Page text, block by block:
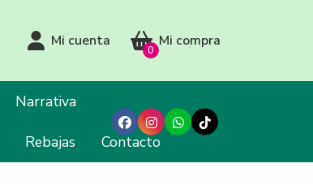
Mi cuenta Mi compra
0
Narrativa
Rebajas Contacto